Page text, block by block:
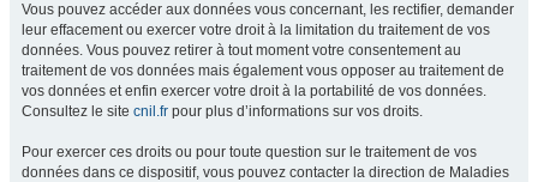
Vous pouvez accéder aux données vous concernant, les rectifier, demander
leur effacement ou exercer votre droit à la limitation du traitement de vos
données. Vous pouvez retirer à tout moment votre consentement au
traitement de vos données mais également vous opposer au traitement de
vos données et enfin exercer votre droit à la portabilité de vos données.
Consultez le site cnil.fr pour plus d’informations sur vos droits.
Pour exercer ces droits ou pour toute question sur le traitement de vos
données dans ce dispositif, vous pouvez contacter la direction de Maladies